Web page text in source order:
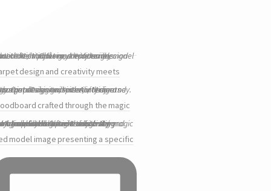
design and creativity meets
crafted through the magic
model image presenting a specific